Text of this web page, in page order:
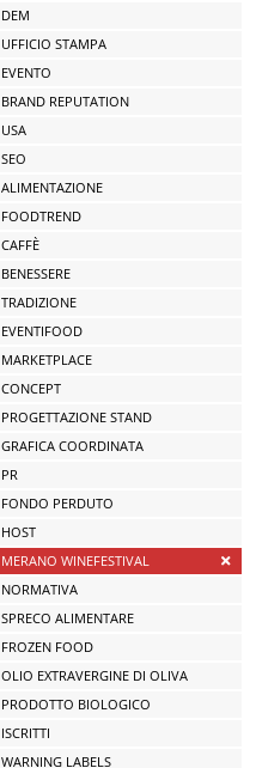
DEM
UFFICIO STAMPA
EVENTO
BRAND REPUTATION
USA
SEO
ALIMENTAZIONE
FOODTREND
CAFFÈ
BENESSERE
TRADIZIONE
EVENTIFOOD
MARKETPLACE
CONCEPT
PROGETTAZIONE STAND
GRAFICA COORDINATA
PR
FONDO PERDUTO
HOST
MERANO WINEFESTIVAL
NORMATIVA
SPRECO ALIMENTARE
FROZEN FOOD
OLIO EXTRAVERGINE DI OLIVA
PRODOTTO BIOLOGICO
ISCRITTI
WARNING LABELS